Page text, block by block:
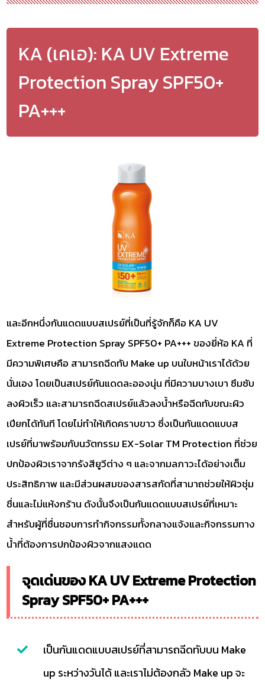
KA (เคเอ): KA UV Extreme
Protection Spray SPF50+
PA+++
และอีกหนึ่งกันแดดแบบสเปรย์ที่เป็นที่รู้จักก็คือ KA UV
Extreme Protection Spray SPF50+ PA+++ ของยี่ห้อ KA ที่
มีความพิเศษคือ สามารถฉีดทับ Make up บนใบหน้าเราได้ด้วย
นั่นเอง โดยเป็นสเปรย์กันแดดละอองนุ่น ที่มีความบางเบา ซึมซับ
ลงผิวเร็ว และสามารถฉีดสเปรย์แล้วลงน้ำหรือฉีดทับขณะผิว
เปียกได้ทันที โดยไม่ทำให้เกิดคราบขาว ซึ่งเป็นกันแดดแบบส
เปรย์ที่มาพร้อมกับนวัตกรรม EX-Solar TM Protection ที่ช่วย
ปกป้องผิวเราจากรังสียูวีต่าง ๆ และจากมลภาวะได้อย่างเต็ม
ประสิทธิภาพ และมีส่วนผสมของสารสกัดที่สามาถช่วยให้ผิวชุ่ม
ชื่นและไม่แห้งกร้าน ดังนั้นจึงเป็นกันแดดแบบสเปรย์ที่เหมาะ
สำหรับผู้ที่ชื่นชอบการทำกิจกรรมทั้งกลางแจ้งและกิจกรรมทาง
น้ำที่ต้องการปกป้องผิวจากแสงแดด
จุดเด่นของ KA UV Extreme Protection
Spray SPF50+ PA+++
เป็นกันแดดแบบสเปรย์ที่สามารถฉีดทับบน Make
up ระหว่างวันได้ และเราไม่ต้องกลัว Make up จะ